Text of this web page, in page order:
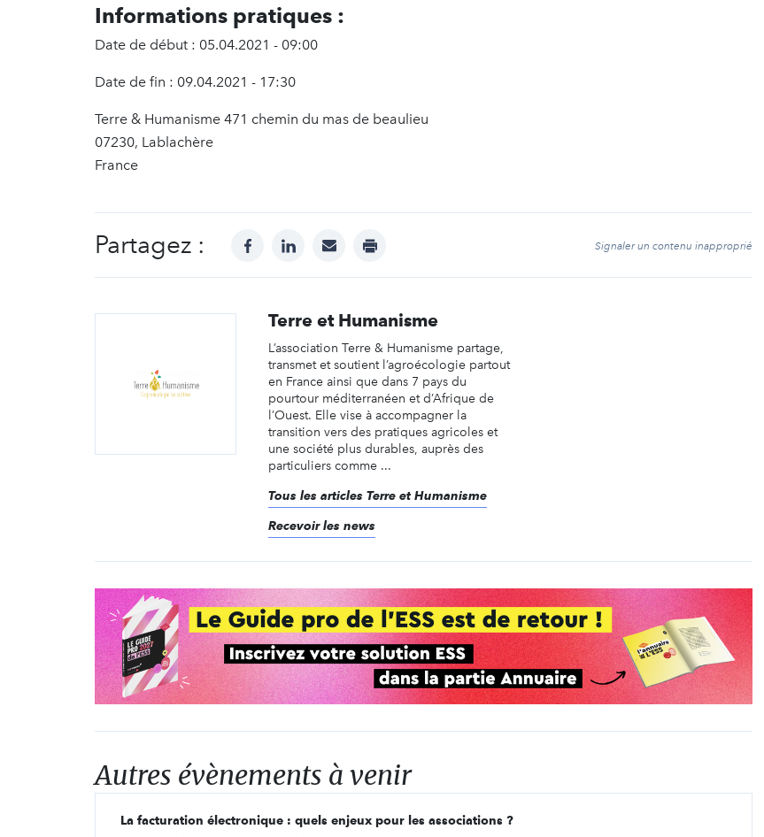
Informations pratiques :
Date de début : 05.04.2021 - 09:00
Date de fin : 09.04.2021 - 17:30
Terre & Humanisme 471 chemin du mas de beaulieu
07230, Lablachère
France
Partagez : facebooklinkedinmail print Signaler un contenu inapproprié
Terre et Humanisme
L’association Terre & Humanisme partage,
transmet et soutient l’agroécologie partout
en France ainsi que dans 7 pays du
pourtour méditerranéen et d’Afrique de
l’Ouest. Elle vise à accompagner la
transition vers des pratiques agricoles et
une société plus durables, auprès des
particuliers comme ...
Tous les articles Terre et Humanisme
Recevoir les news
Autres évènements à venir
La facturation électronique : quels enjeux pour les associations ?